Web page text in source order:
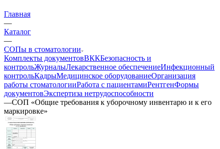
Главная
—
Каталог
—
СОПы в стоматологии
Комплекты документовВККБезопасность и
контрольЖурналыЛекарственное обеспечениеИнфекционный
контрольКадрыМедицинское оборудованиеОрганизация
работы стоматологииРабота с пациентамиРентгенФормы
документовЭкспертиза нетрудоспособности
—СОП «Общие требования к уборочному инвентарю и к его
маркировке»